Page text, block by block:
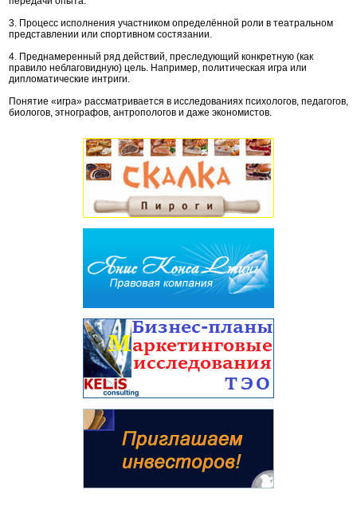
3. Процесс исполнения участником определённой роли в театральном
представлении или спортивном состязании.
4. Преднамеренный ряд действий, преследующий конкретную (как
правило неблаговидную) цель. Например, политическая игра или
дипломатические интриги.
Понятие «игра» рассматривается в исследованиях психологов, педагогов,
биологов, этнографов, антропологов и даже экономистов.